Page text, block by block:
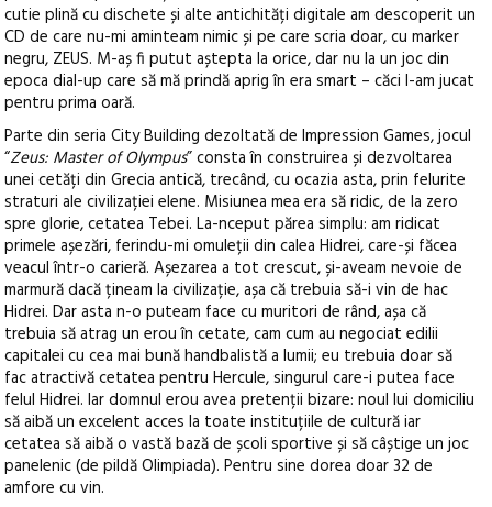
cutie plină cu dischete și alte antichități digitale am descoperit un
CD de care nu-mi aminteam nimic și pe care scria doar, cu marker
negru, ZEUS. M-aș fi putut aștepta la orice, dar nu la un joc din
epoca dial-up care să mă prindă aprig în era smart – căci l-am jucat
pentru prima oară.
Parte din seria City Building dezoltată de Impression Games, jocul
“Zeus: Master of Olympus” consta în construirea și dezvoltarea
unei cetăți din Grecia antică, trecând, cu ocazia asta, prin felurite
straturi ale civilizației elene. Misiunea mea era să ridic, de la zero
spre glorie, cetatea Tebei. La-nceput părea simplu: am ridicat
primele așezări, ferindu-mi omuleții din calea Hidrei, care-și făcea
veacul într-o carieră. Așezarea a tot crescut, și-aveam nevoie de
marmură dacă țineam la civilizație, așa că trebuia să-i vin de hac
Hidrei. Dar asta n-o puteam face cu muritori de rând, așa că
trebuia să atrag un erou în cetate, cam cum au negociat edilii
capitalei cu cea mai bună handbalistă a lumii; eu trebuia doar să
fac atractivă cetatea pentru Hercule, singurul care-i putea face
felul Hidrei. Iar domnul erou avea pretenții bizare: noul lui domiciliu
să aibă un excelent acces la toate instituțiile de cultură iar
cetatea să aibă o vastă bază de școli sportive și să câștige un joc
panelenic (de pildă Olimpiada). Pentru sine dorea doar 32 de
amfore cu vin.